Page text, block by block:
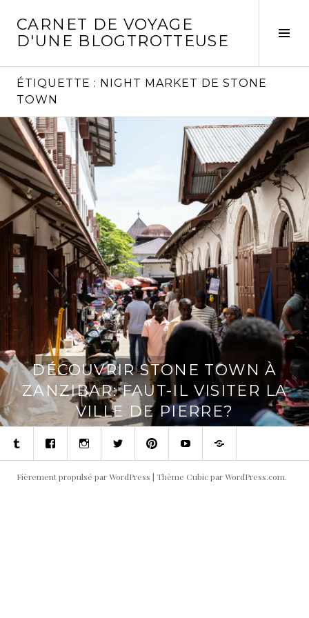
contenu
CARNET DE VOYAGE
D'UNE BLOGTROTTEUSE
ÉTIQUETTE : NIGHT MARKET DE STONE
TOWN
DÉCOUVRIR STONE TOWN À
ZANZIBAR: FAUT-IL VISITER LA
VILLE DE PIERRE?
TumblrFacebookInstagramTwitterPinterestYoutubeContact
Fièrement propulsé par WordPress | Thème Cubic parWordPress.com.